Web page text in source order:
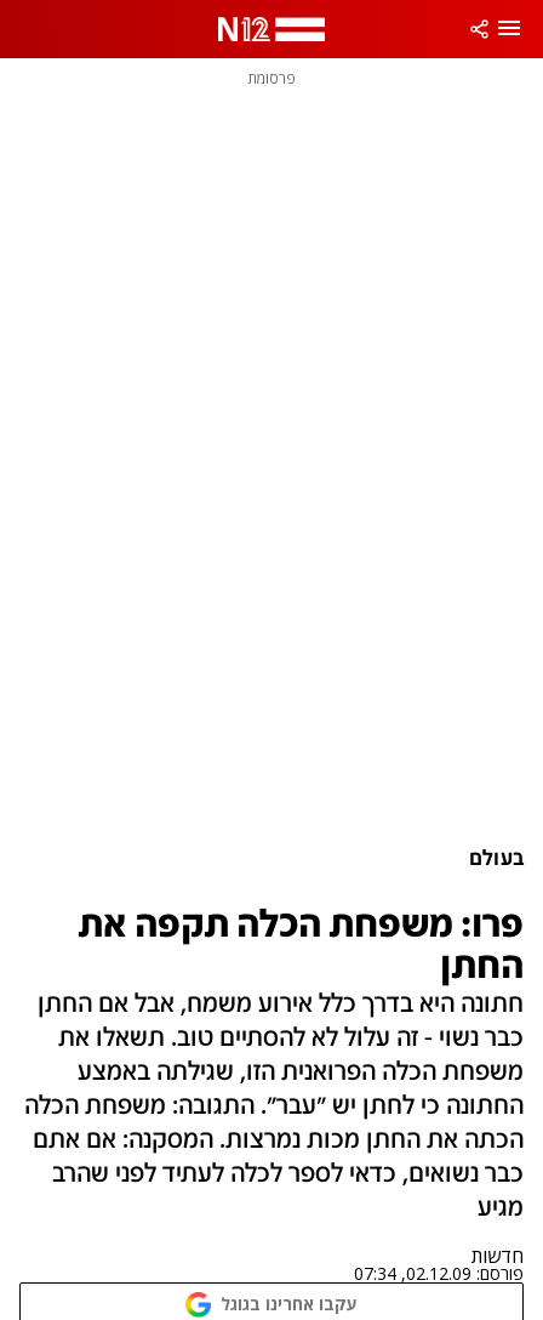
פרסומת
בעולם
פרו: משפחת הכלה תקפה את
החתן
חתונה היא בדרך כלל אירוע משמח, אבל אם החתן
כבר נשוי - זה עלול לא להסתיים טוב. תשאלו את
משפחת הכלה הפרואנית הזו, שגילתה באמצע
החתונה כי לחתן יש "עבר". התגובה: משפחת הכלה
הכתה את החתן מכות נמרצות. המסקנה: אם אתם
כבר נשואים, כדאי לספר לכלה לעתיד לפני שהרב
מגיע
חדשות
פורסם: 02.12.09, 07:34
עקבו אחרינו בגוגל